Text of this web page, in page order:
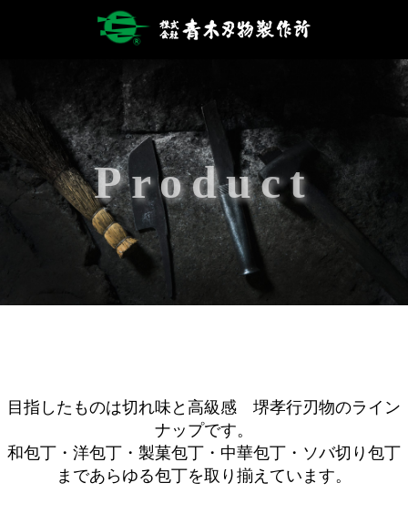
Product
目指したものは切れ味と高級感 堺孝行刃物のライン
ナップです。
和包丁・洋包丁・製菓包丁・中華包丁・ソバ切り包丁
まであらゆる包丁を取り揃えています。